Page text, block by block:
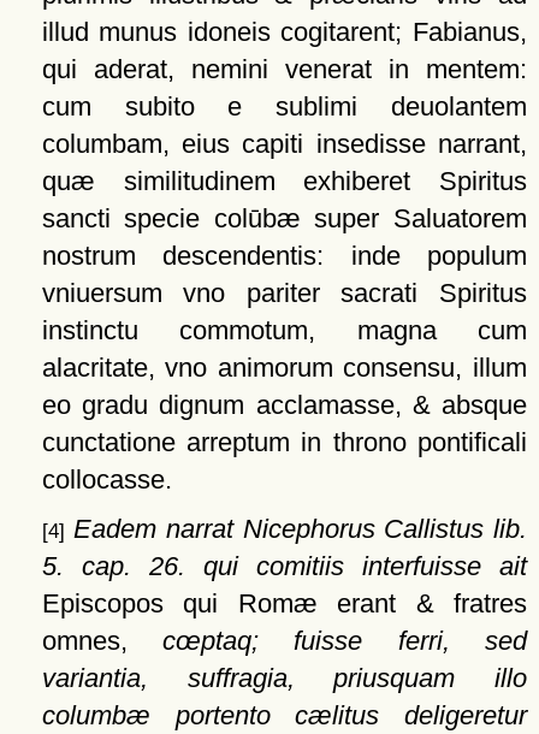
illud munus idoneis cogitarent; Fabianus,
qui aderat, nemini venerat in mentem:
cum subito e sublimi deuolantem
columbam, eius capiti insedisse narrant,
quæ similitudinem exhiberet Spiritus
sancti specie colūbæ super Saluatorem
nostrum descendentis: inde populum
vniuersum vno pariter sacrati Spiritus
instinctu commotum, magna cum
alacritate, vno animorum consensu, illum
eo gradu dignum acclamasse, & absque
cunctatione arreptum in throno pontificali
collocasse.
[4] Eadem narrat Nicephorus Callistus lib.
5. cap. 26. qui comitiis interfuisse ait
Episcopos qui Romæ erant & fratres
omnes,cœptaq; fuisse ferri, sed
variantia, suffragia, priusquam illo
columbæ portento cælitus deligeretur